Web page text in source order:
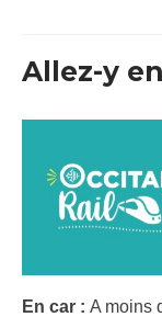
Allez-y
En car : A moins